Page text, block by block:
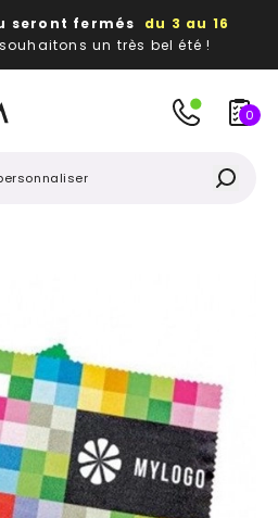
seront fermés du 3 au 16
un très bel été !
0